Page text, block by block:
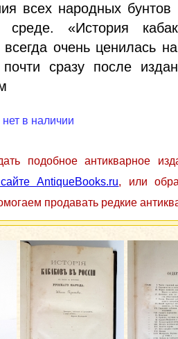
всех народных
среде. «История
очень ценилась
сразу после
в наличии
подобное антикварное
AntiqueBooks.ru, или
продавать редкие